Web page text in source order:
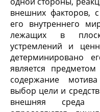
внешних факторов,
его внутреннего
лежащих в
устремлений и
детерминировано
является
содержание
выбор цели и
внешняя среда